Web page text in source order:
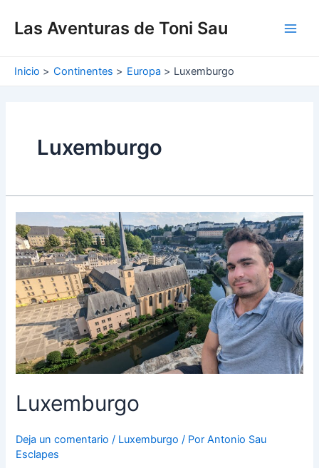
Las Aventuras de Toni Sau
Inicio Continentes Europa Luxemburgo
Luxemburgo
Luxemburgo
Deja un comentario / Luxemburgo / PorAntonio Sau
Esclapes